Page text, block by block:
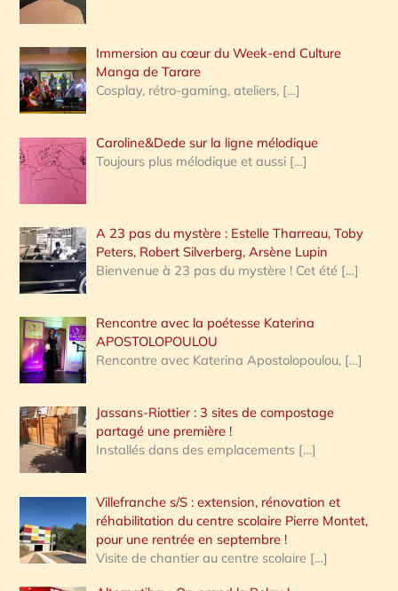
:
Immersion au cœur du Week-end Culture
Manga de Tarare
Cosplay, rétro-gaming, ateliers, […]
Caroline&Dede sur la ligne mélodique
Toujours plus mélodique et aussi […]
A 23 pas du mystère : Estelle Tharreau, Toby
Peters, Robert Silverberg, Arsène Lupin
Bienvenue à 23 pas du mystère ! Cet été […]
Rencontre avec la poétesse Katerina
APOSTOLOPOULOU
Rencontre avec Katerina Apostolopoulou, […]
Jassans-Riottier : 3 sites de compostage
partagé une première !
Installés dans des emplacements […]
Villefranche s/S : extension, rénovation et
réhabilitation du centre scolaire Pierre Montet,
pour une rentrée en septembre !
Visite de chantier au centre scolaire […]